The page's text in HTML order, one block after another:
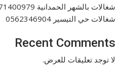
شغالات بالشهر الحمدانية 0571400979
شغالات حي التيسير 0562346904
Recent Comments
لا توجد تعليقات للعرض.